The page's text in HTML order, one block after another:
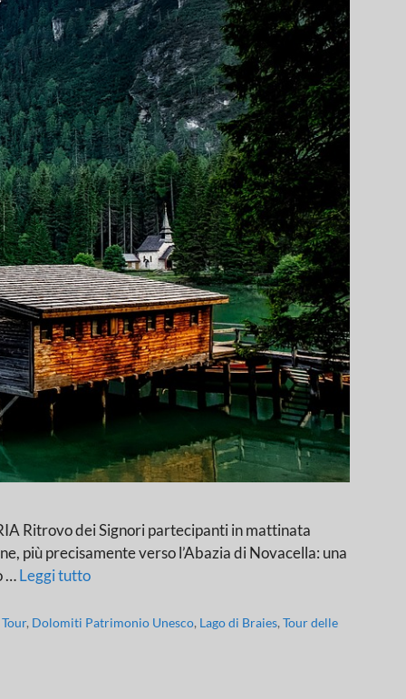
Ritrovo dei Signori partecipanti in mattinata
più precisamente verso l’Abazia di Novacella: una
…Leggi tutto
, Dolomiti Patrimonio Unesco, Lago di Braies,Tour delle